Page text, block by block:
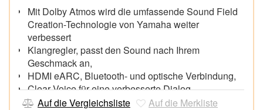
Mit Dolby Atmos wird die umfassende Sound Field
Creation-Technologie von Yamaha weiter
verbessert
Klangregler, passt den Sound nach Ihrem
Geschmack an,
HDMI eARC, Bluetooth- und optische Verbindung,
Clear Voice für eine verbesserte Dialog-
Verständlichkeit,
Auf die Vergleichsliste Auf die Merkliste